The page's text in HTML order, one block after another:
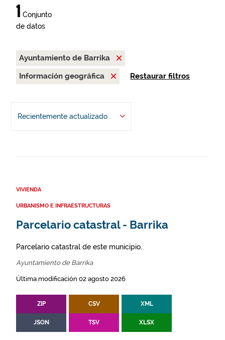
1 Conjunto
de datos
Ayuntamiento de Barrika
Información geográfica
Restaurar filtros
Recientemente actualizado
VIVIENDA
URBANISMO E INFRAESTRUCTURAS
Parcelario catastral - Barrika
Parcelario catastral de este municipio.
Ayuntamiento de Barrika
Última modificación 02 agosto 2026
ZIP CSV XML
JSON TSV XLSX